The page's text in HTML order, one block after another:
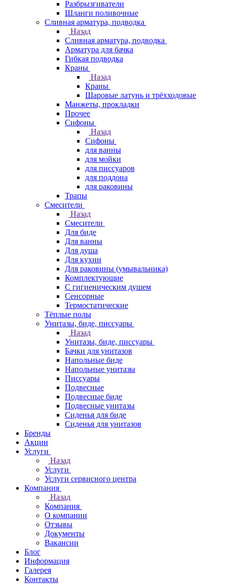
Разбрызгиватели
Шланги поливочные
Сливная арматура, подводка
Назад
Сливная арматура, подводка
Арматура для бачка
Гибкая подводка
Краны
Назад
Краны
Шаровые латунь и трёхходовые
Манжеты, прокладки
Прочее
Сифоны
Назад
Сифоны
для ванны
для мойки
для писсуаров
для поддона
для раковины
Трапы
Смесители
Назад
Смесители
Для биде
Для ванны
Для душа
Для кухни
Для раковины (умывальника)
Комплектующие
С гигиеническим душем
Сенсорные
Термостатические
Тёплые полы
Унитазы, биде, писсуары
Назад
Унитазы, биде, писсуары
Бачки для унитазов
Напольные биде
Напольные унитазы
Писсуары
Подвесные
Подвесные биде
Подвесные унитазы
Сиденья для биде
Сиденья для унитазов
Бренды
Акции
Услуги
Назад
Услуги
Услуги сервисного центра
Компания
Назад
Компания
О компании
Отзывы
Документы
Вакансии
Блог
Информация
Галерея
Контакты